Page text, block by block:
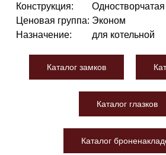
Конструкция:
Одностворчатая
Ценовая группа: Эконом
Назначение:
для котельной
Каталог замков
Каталог глазков
Каталог